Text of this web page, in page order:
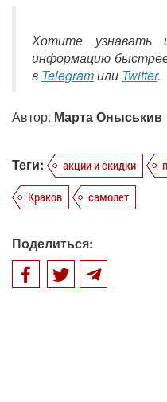
Хотите узнавать
информацию
в Telegramили Twitter.
Автор: Марта Оныськив
Теги: акции и скидки
Краков
самолет
Поделиться: